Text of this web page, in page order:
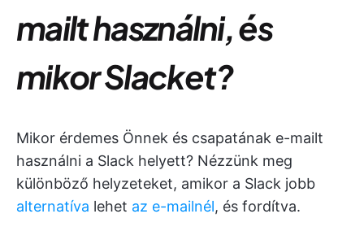
mailt használni, és
mikor Slacket?
Mikor érdemes Önnek és csapatának e-mailt
használni a Slack helyett? Nézzünk meg
különböző helyzeteket, amikor a Slack jobb
alternatíva lehet az e-mailnél, és fordítva.